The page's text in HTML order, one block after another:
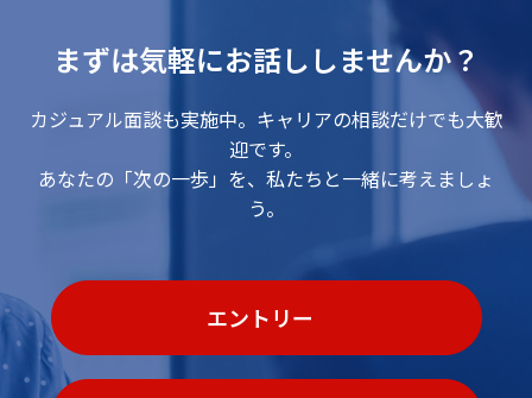
まずは気軽にお話ししませんか？
カジュアル面談も実施中。キャリアの相談だけでも大歓
迎です。
あなたの「次の一歩」を、私たちと一緒に考えましょ
う。
エントリー